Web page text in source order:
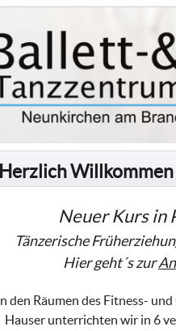
Herzlich
Neuer Kurs in
Tänzerische
Hier geht´s zur
In den Räumen des Fitness-
Hauser unterrichten wir in 6